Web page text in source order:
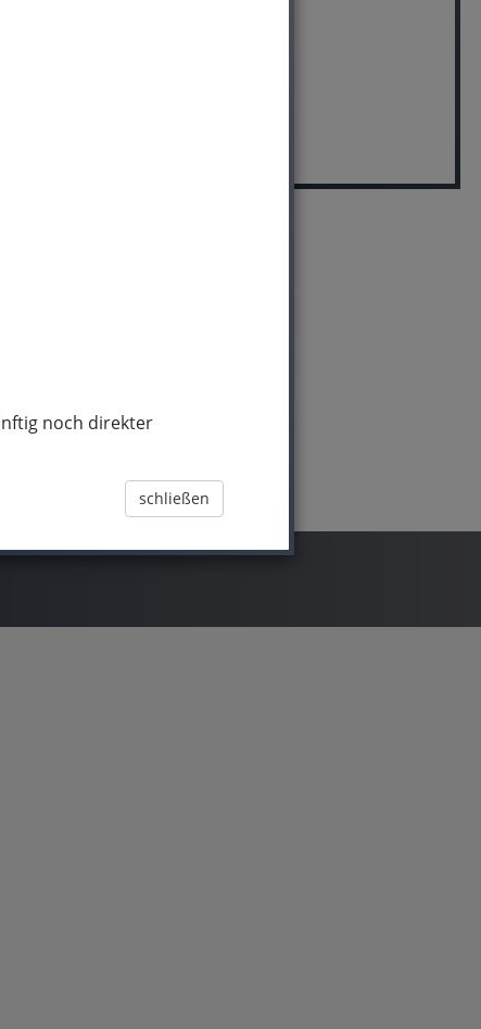
noch direkter
schließen